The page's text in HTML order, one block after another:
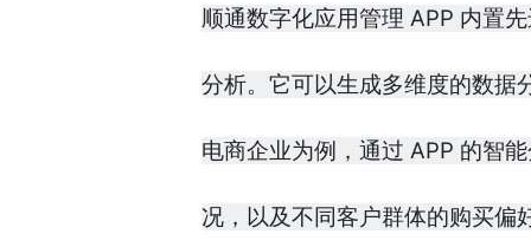
顺通数字化应用管理 APP 内置
分析。它可以生成多维度的数据
电商企业为例，通过 APP 的智
况，以及不同客户群体的购买偏